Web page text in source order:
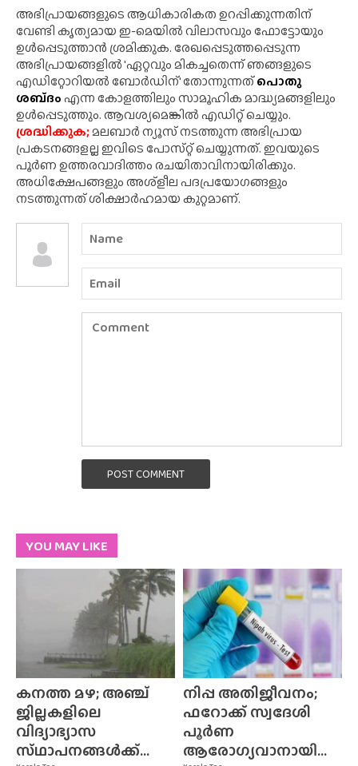
അഭിപ്രായങ്ങളുടെ ആധികാരികത ഉറപ്പിക്കുന്നതിന്
വേണ്ടി കൃത്യമായ ഇ-മെയിൽ വിലാസവും ഫോട്ടോയും
ഉൾപ്പെടുത്താൻ ശ്രമിക്കുക. രേഖപ്പെടുത്തപ്പെടുന്ന
അഭിപ്രായങ്ങളിൽ 'ഏറ്റവും മികച്ചതെന്ന് ഞങ്ങളുടെ
എഡിറ്റോറിയൽ ബോർഡിന്' തോന്നുന്നത്പൊതു
ശബ്‌ദംഎന്ന കോളത്തിലും സാമൂഹിക മാദ്ധ്യമങ്ങളിലും
ഉൾപ്പെടുത്തും. ആവശ്യമെങ്കിൽ എഡിറ്റ് ചെയ്യും.
ശ്രദ്ധിക്കുക;മലബാർ ന്യൂസ് നടത്തുന്ന അഭിപ്രായ
പ്രകടനങ്ങളല്ല ഇവിടെ പോസ്‌റ്റ് ചെയ്യുന്നത്. ഇവയുടെ
പൂർണ ഉത്തരവാദിത്തം രചയിതാവിനായിരിക്കും.
അധിക്ഷേപങ്ങളും അശ്‌ളീല പദപ്രയോഗങ്ങളും
നടത്തുന്നത് ശിക്ഷാർഹമായ കുറ്റമാണ്.
POST COMMENT
YOU MAY LIKE
കനത്ത മഴ; അഞ്ച്
ജില്ലകളിലെ
വിദ്യാഭ്യാസ
സ്‌ഥാപനങ്ങൾക്ക്‌...
നിപ്പ അതിജീവനം;
ഫറോക്ക് സ്വദേശി
പൂർണ
ആരോഗ്യവാനായി...